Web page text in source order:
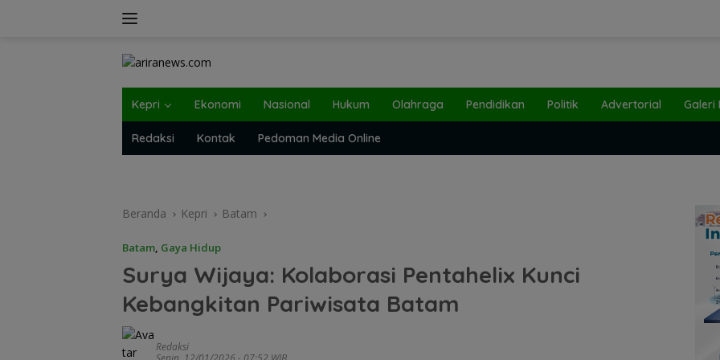
Kepri Ekonomi Nasional Hukum Olahraga Pendidikan Politik Advertorial Galeri
Redaksi Kontak Pedoman Media Online
Beranda Kepri Batam
Batam, Gaya Hidup
Surya Wijaya: Kolaborasi Pentahelix Kunci
Kebangkitan Pariwisata Batam
Redaksi